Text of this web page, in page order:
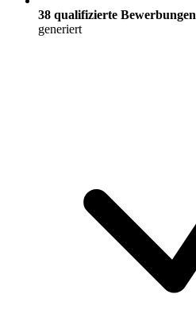
38 qualifizierte Bewerbungen
generiert